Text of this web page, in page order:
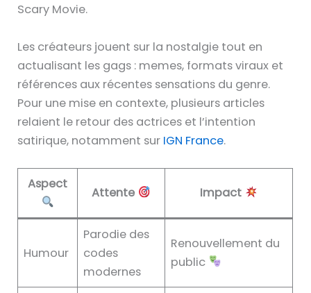
Scary Movie.
Les créateurs jouent sur la nostalgie tout en
actualisant les gags : memes, formats viraux et
références aux récentes sensations du genre.
Pour une mise en contexte, plusieurs articles
relaient le retour des actrices et l’intention
satirique, notamment sur IGN France.
Aspect
Attente Impact
Humour
Parodie des
codes
modernes
Renouvellement du
public